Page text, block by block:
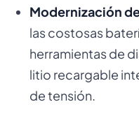
Modernización
las costosas
herramientas de
litio recargable
de tensión.